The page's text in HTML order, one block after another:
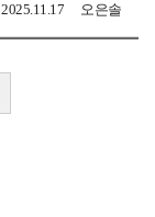
오은솔
2025.11.17